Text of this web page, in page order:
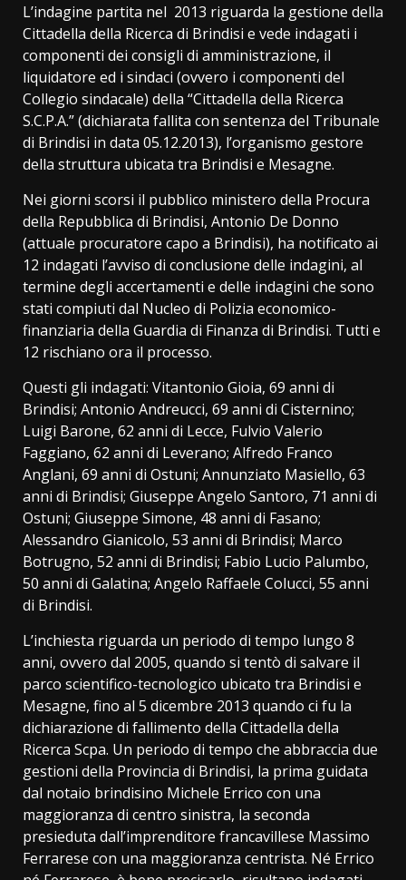
L’indagine partita nel 2013 riguarda la gestione della
Cittadella della Ricerca di Brindisi e vede indagati i
componenti dei consigli di amministrazione, il
liquidatore ed i sindaci (ovvero i componenti del
Collegio sindacale) della “Cittadella della Ricerca
S.C.P.A.” (dichiarata fallita con sentenza del Tribunale
di Brindisi in data 05.12.2013), l’organismo gestore
della struttura ubicata tra Brindisi e Mesagne.
Nei giorni scorsi il pubblico ministero della Procura
della Repubblica di Brindisi, Antonio De Donno
(attuale procuratore capo a Brindisi), ha notificato ai
12 indagati l’avviso di conclusione delle indagini, al
termine degli accertamenti e delle indagini che sono
stati compiuti dal Nucleo di Polizia economico-
finanziaria della Guardia di Finanza di Brindisi. Tutti e
12 rischiano ora il processo.
Questi gli indagati: Vitantonio Gioia, 69 anni di
Brindisi; Antonio Andreucci, 69 anni di Cisternino;
Luigi Barone, 62 anni di Lecce, Fulvio Valerio
Faggiano, 62 anni di Leverano; Alfredo Franco
Anglani, 69 anni di Ostuni; Annunziato Masiello, 63
anni di Brindisi; Giuseppe Angelo Santoro, 71 anni di
Ostuni; Giuseppe Simone, 48 anni di Fasano;
Alessandro Gianicolo, 53 anni di Brindisi; Marco
Botrugno, 52 anni di Brindisi; Fabio Lucio Palumbo,
50 anni di Galatina; Angelo Raffaele Colucci, 55 anni
di Brindisi.
L’inchiesta riguarda un periodo di tempo lungo 8
anni, ovvero dal 2005, quando si tentò di salvare il
parco scientifico-tecnologico ubicato tra Brindisi e
Mesagne, fino al 5 dicembre 2013 quando ci fu la
dichiarazione di fallimento della Cittadella della
Ricerca Scpa. Un periodo di tempo che abbraccia due
gestioni della Provincia di Brindisi, la prima guidata
dal notaio brindisino Michele Errico con una
maggioranza di centro sinistra, la seconda
presieduta dall’imprenditore francavillese Massimo
Ferrarese con una maggioranza centrista. Né Errico